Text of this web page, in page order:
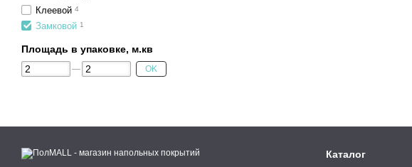
Клеевой 4
Замковой 1
Площадь в упаковке, м.кв
OK
Каталог